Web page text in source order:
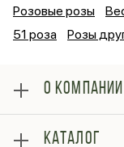
Розовые розы
51 роза
Розы
О КОМПАНИИ
ОплатаКАТАЛОГ